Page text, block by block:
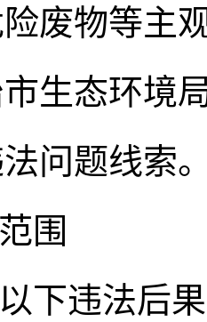
废物等主
市生态环境
问题线索
围
下违法后